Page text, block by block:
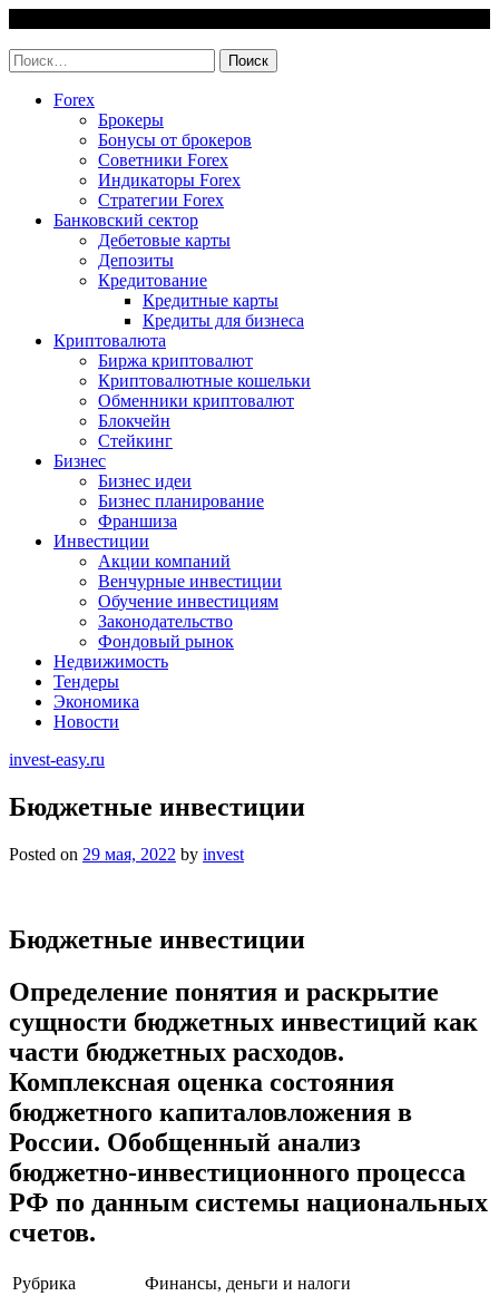
content
Найти:
Forex
Брокеры
Бонусы от брокеров
Советники Forex
Индикаторы Forex
Стратегии Forex
Банковский сектор
Дебетовые карты
Депозиты
Кредитование
Кредитные карты
Кредиты для бизнеса
Криптовалюта
Биржа криптовалют
Криптовалютные кошельки
Обменники криптовалют
Блокчейн
Стейкинг
Бизнес
Бизнес идеи
Бизнес планирование
Франшиза
Инвестиции
Акции компаний
Венчурные инвестиции
Обучение инвестициям
Законодательство
Фондовый рынок
Недвижимость
Тендеры
Экономика
Новости
invest-easy.ru
Бюджетные инвестиции
Posted on 29 мая, 2022 by invest
Бюджетные инвестиции
Определение понятия и раскрытие
сущности бюджетных инвестиций как
части бюджетных расходов.
Комплексная оценка состояния
бюджетного капиталовложения в
России. Обобщенный анализ
бюджетно-инвестиционного процесса
РФ по данным системы национальных
счетов.
Рубрика
Финансы, деньги и налоги